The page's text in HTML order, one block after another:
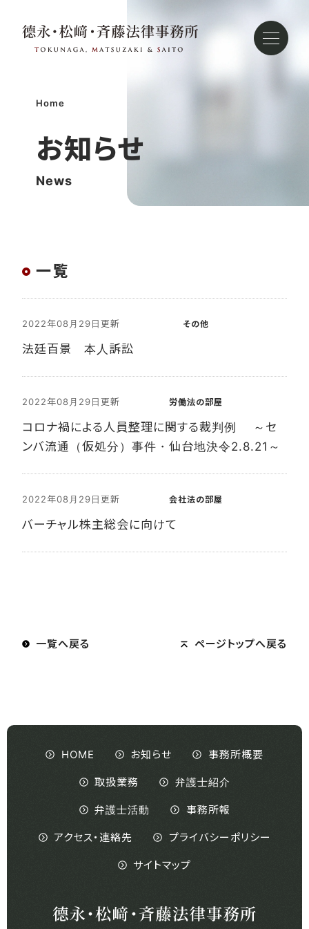
Home
お知らせ
News
一覧
2022年08月29日更新 その他
法廷百景 本人訴訟
2022年08月29日更新 労働法の部屋
コロナ禍による人員整理に関する裁判例 ～セ
ンバ流通（仮処分）事件・仙台地決令2.8.21～
2022年08月29日更新 会社法の部屋
バーチャル株主総会に向けて
一覧へ戻る ページトップへ戻る
HOME お知らせ 事務所概要
取扱業務 弁護士紹介
弁護士活動 事務所報
アクセス・連絡先 プライバシーポリシー
サイトマップ